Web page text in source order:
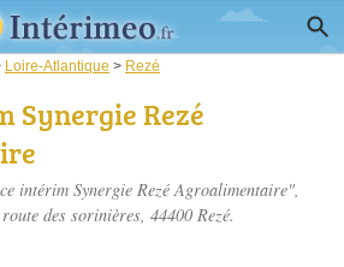
Loire-Atlantique > Rezé
Synergie Rezé
intérim Synergie Rezé Agroalimentaire",
route des sorinières, 44400 Rezé.